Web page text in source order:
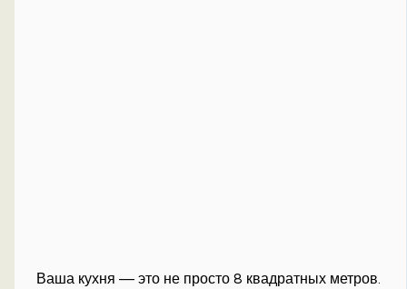
Ваша кухня — это не просто 8 квадратных метров.